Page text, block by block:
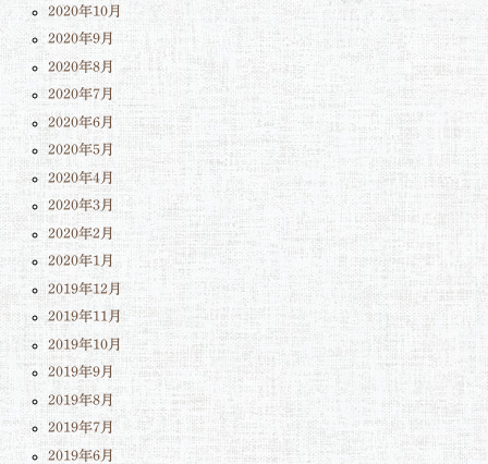
2020年10月
2020年9月
2020年8月
2020年7月
2020年6月
2020年5月
2020年4月
2020年3月
2020年2月
2020年1月
2019年12月
2019年11月
2019年10月
2019年9月
2019年8月
2019年7月
2019年6月